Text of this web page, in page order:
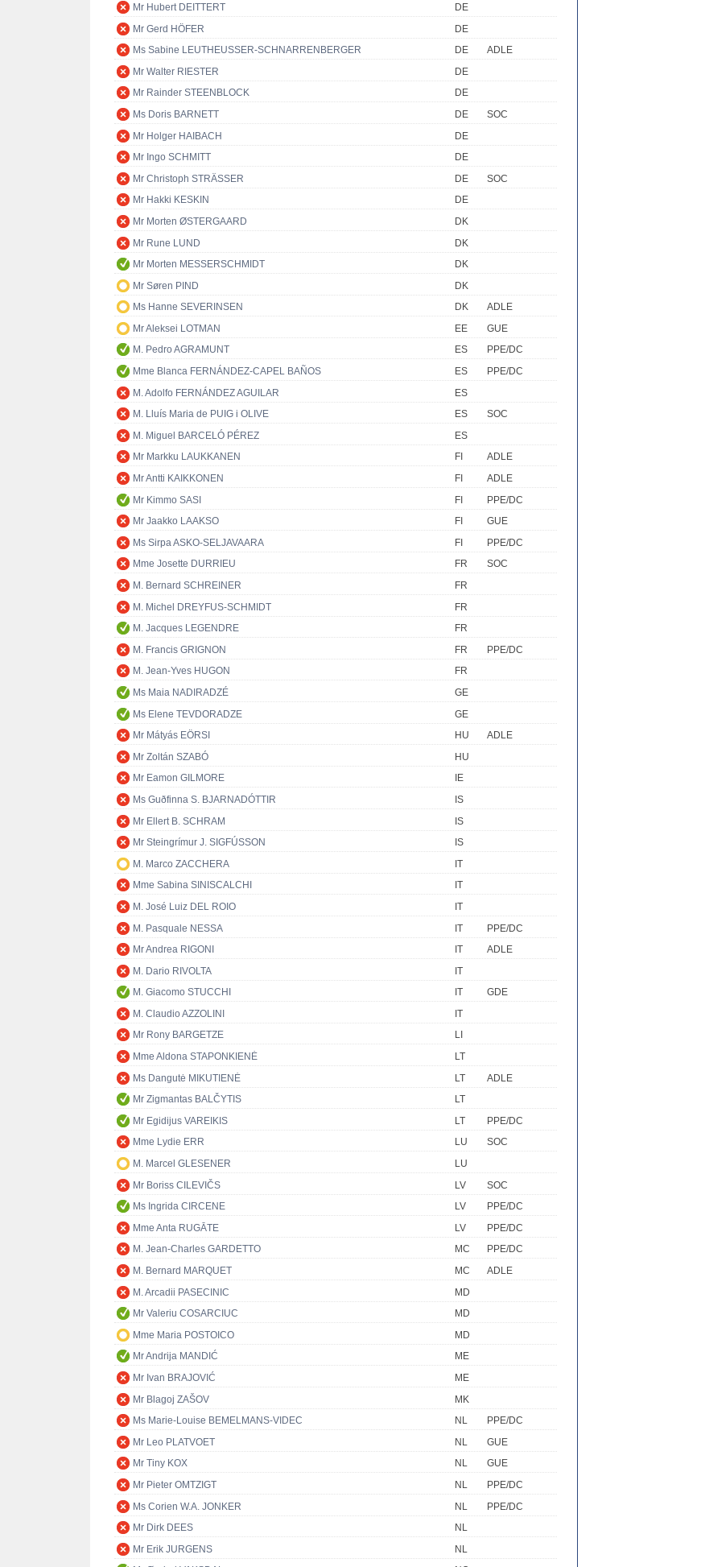
Mr Hubert DEITTERT
DE
Mr Gerd HÖFER
DE
Ms Sabine LEUTHEUSSER-SCHNARRENBERGER
DE
ADLE
Mr Walter RIESTER
DE
Mr Rainder STEENBLOCK
DE
Ms Doris BARNETT
DE
SOC
Mr Holger HAIBACH
DE
Mr Ingo SCHMITT
DE
Mr Christoph STRÄSSER
DE
SOC
Mr Hakki KESKIN
DE
Mr Morten ØSTERGAARD
DK
Mr Rune LUND
DK
Mr Morten MESSERSCHMIDT
DK
Mr Søren PIND
DK
Ms Hanne SEVERINSEN
DK
ADLE
Mr Aleksei LOTMAN
EE
GUE
M. Pedro AGRAMUNT
ES
PPE/DC
Mme Blanca FERNÁNDEZ-CAPEL BAÑOS
ES
PPE/DC
M. Adolfo FERNÁNDEZ AGUILAR
ES
M. Lluís Maria de PUIG i OLIVE
ES
SOC
M. Miguel BARCELÓ PÉREZ
ES
Mr Markku LAUKKANEN
FI
ADLE
Mr Antti KAIKKONEN
FI
ADLE
Mr Kimmo SASI
FI
PPE/DC
Mr Jaakko LAAKSO
FI
GUE
Ms Sirpa ASKO-SELJAVAARA
FI
PPE/DC
Mme Josette DURRIEU
FR
SOC
M. Bernard SCHREINER
FR
M. Michel DREYFUS-SCHMIDT
FR
M. Jacques LEGENDRE
FR
M. Francis GRIGNON
FR
PPE/DC
M. Jean-Yves HUGON
FR
Ms Maia NADIRADZÉ
GE
Ms Elene TEVDORADZE
GE
Mr Mátyás EÖRSI
HU
ADLE
Mr Zoltán SZABÓ
HU
Mr Eamon GILMORE
IE
Ms Guðfinna S. BJARNADÓTTIR
IS
Mr Ellert B. SCHRAM
IS
Mr Steingrímur J. SIGFÚSSON
IS
M. Marco ZACCHERA
IT
Mme Sabina SINISCALCHI
IT
M. José Luiz DEL ROIO
IT
M. Pasquale NESSA
IT
PPE/DC
Mr Andrea RIGONI
IT
ADLE
M. Dario RIVOLTA
IT
M. Giacomo STUCCHI
IT
GDE
M. Claudio AZZOLINI
IT
Mr Rony BARGETZE
LI
Mme Aldona STAPONKIENĖ
LT
Ms Dangutė MIKUTIENĖ
LT
ADLE
Mr Zigmantas BALČYTIS
LT
Mr Egidijus VAREIKIS
LT
PPE/DC
Mme Lydie ERR
LU
SOC
M. Marcel GLESENER
LU
Mr Boriss CILEVIČS
LV
SOC
Ms Ingrida CIRCENE
LV
PPE/DC
Mme Anta RUGĀTE
LV
PPE/DC
M. Jean-Charles GARDETTO
MC
PPE/DC
M. Bernard MARQUET
MC
ADLE
M. Arcadii PASECINIC
MD
Mr Valeriu COSARCIUC
MD
Mme Maria POSTOICO
MD
Mr Andrija MANDIĆ
ME
Mr Ivan BRAJOVIĆ
ME
Mr Blagoj ZAŠOV
MK
Ms Marie-Louise BEMELMANS-VIDEC
NL
PPE/DC
Mr Leo PLATVOET
NL
GUE
Mr Tiny KOX
NL
GUE
Mr Pieter OMTZIGT
NL
PPE/DC
Ms Corien W.A. JONKER
NL
PPE/DC
Mr Dirk DEES
NL
Mr Erik JURGENS
NL